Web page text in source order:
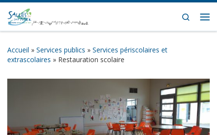
Skip to content
Search
Accueil » Services publics » Services périscolaires et
extrascolaires » Restauration scolaire